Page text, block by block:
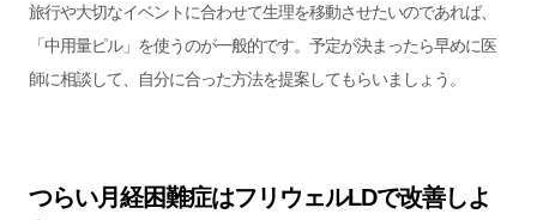
旅行や大切なイベントに合わせて生理を移動させたいのであれば、
「中用量ピル」を使うのが一般的です。予定が決まったら早めに医
師に相談して、自分に合った方法を提案してもらいましょう。
つらい月経困難症はフリウェルLDで改善しよ